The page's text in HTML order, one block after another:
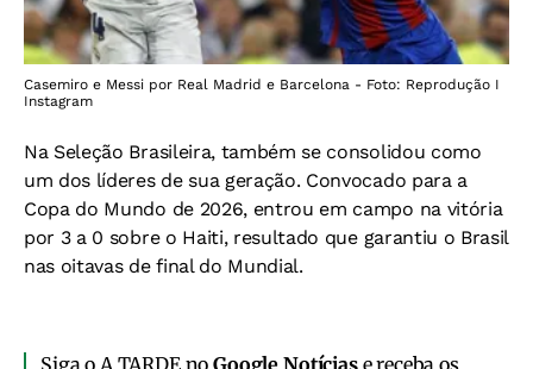
Casemiro e Messi por Real Madrid e Barcelona - Foto: Reprodução I
Instagram
Na Seleção Brasileira, também se consolidou como
um dos líderes de sua geração. Convocado para a
Copa do Mundo de 2026, entrou em campo na vitória
por 3 a 0 sobre o Haiti, resultado que garantiu o Brasil
nas oitavas de final do Mundial.